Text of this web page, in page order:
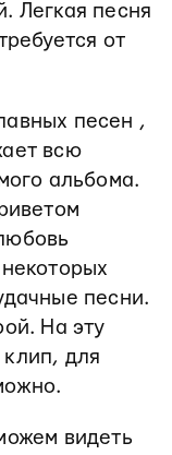
Легкая песня
от
песен ,
всю
альбома.
песни.
На эту
для
видеть